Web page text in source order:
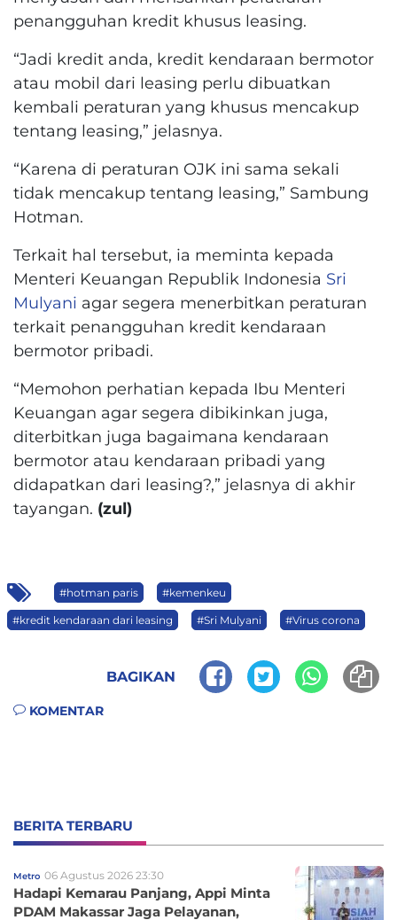
penangguhan kredit khusus leasing.
“Jadi kredit anda, kredit kendaraan bermotor
atau mobil dari leasing perlu dibuatkan
kembali peraturan yang khusus mencakup
tentang leasing,” jelasnya.
“Karena di peraturan OJK ini sama sekali
tidak mencakup tentang leasing,” Sambung
Hotman.
Terkait hal tersebut, ia meminta kepada
Menteri Keuangan Republik Indonesia Sri
Mulyani agar segera menerbitkan peraturan
terkait penangguhan kredit kendaraan
bermotor pribadi.
“Memohon perhatian kepada Ibu Menteri
Keuangan agar segera dibikinkan juga,
diterbitkan juga bagaimana kendaraan
bermotor atau kendaraan pribadi yang
didapatkan dari leasing?,” jelasnya di akhir
tayangan. (zul)
#hotman paris #kemenkeu
#kredit kendaraan dari leasing #Sri Mulyani #Virus corona
BAGIKAN
KOMENTAR
BERITA TERBARU
Metro 06 Agustus 2026 23:30
Hadapi Kemarau Panjang, Appi Minta
PDAM Makassar Jaga Pelayanan,